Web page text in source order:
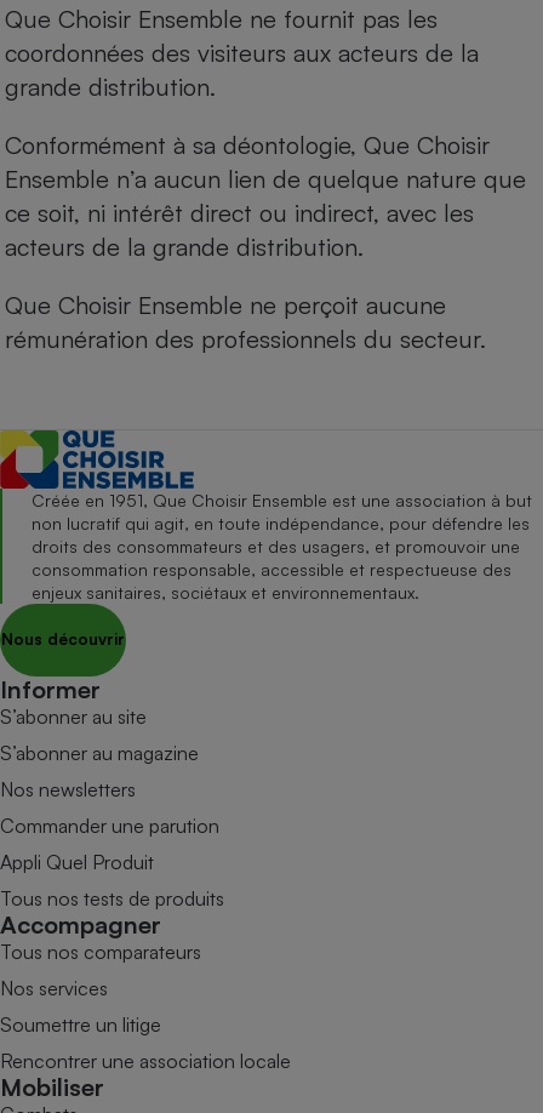
Que Choisir Ensemble ne fournit pas les
coordonnées des visiteurs aux acteurs de la
grande distribution.
Conformément à sa déontologie, Que Choisir
Ensemble n’a aucun lien de quelque nature que
ce soit, ni intérêt direct ou indirect, avec les
acteurs de la grande distribution.
Que Choisir Ensemble ne perçoit aucune
rémunération des professionnels du secteur.
Créée en 1951, Que Choisir Ensemble est une association à but
non lucratif qui agit, en toute indépendance, pour défendre les
droits des consommateurs et des usagers, et promouvoir une
consommation responsable, accessible et respectueuse des
enjeux sanitaires, sociétaux et environnementaux.
Nous découvrir
Informer
S’abonner au site
S’abonner au magazine
Nos newsletters
Commander une parution
Appli Quel Produit
Tous nos tests de produits
Accompagner
Tous nos comparateurs
Nos services
Soumettre un litige
Rencontrer une association locale
Mobiliser